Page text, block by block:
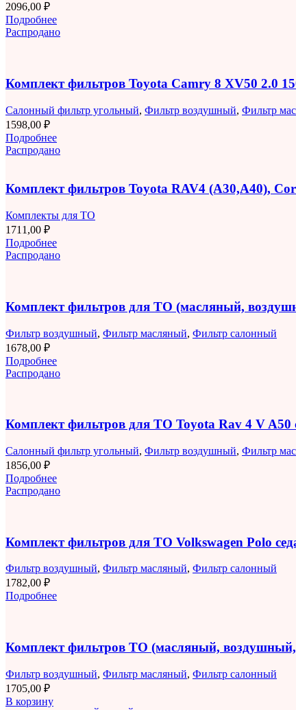
2096,00 ₽
Подробнее
Распродано
Комплект фильтров Toyota Camry 8 XV50 2.0
Салонный фильтр угольный, Фильтр воздушный, Фильтр
1598,00 ₽
Подробнее
Распродано
Комплект фильтров Toyota RAV4 (A30,A40),
Комплекты для ТО
1711,00 ₽
Подробнее
Распродано
Комплект фильтров для ТО (масляный,
Фильтр воздушный, Фильтр масляный, Фильтр салонный
1678,00 ₽
Подробнее
Распродано
Комплект фильтров для ТО Toyota Rav 4 V A50
Салонный фильтр угольный, Фильтр воздушный, Фильтр
1856,00 ₽
Подробнее
Распродано
Комплект фильтров для ТО Volkswagen Polo
Фильтр воздушный, Фильтр масляный, Фильтр салонный
1782,00 ₽
Подробнее
Комплект фильтров ТО (масляный,
Фильтр воздушный, Фильтр масляный, Фильтр салонный
1705,00 ₽
В корзину